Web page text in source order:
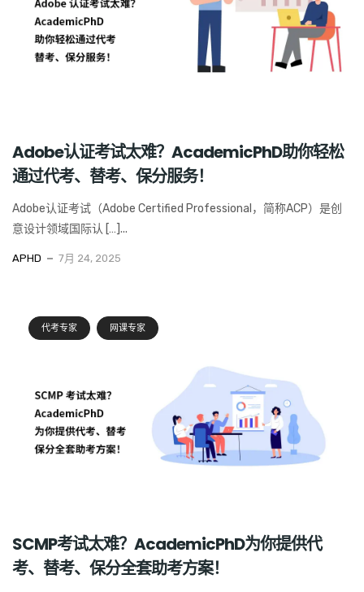
Adobe认证考试太难？AcademicPhD助你轻松
通过代考、替考、保分服务！
Adobe认证考试（Adobe Certified Professional，简称ACP）是创
意设计领域国际认 […]...
APHD 7月 24, 2025
代考专家 网课专家
SCMP考试太难？AcademicPhD为你提供代
考、替考、保分全套助考方案！